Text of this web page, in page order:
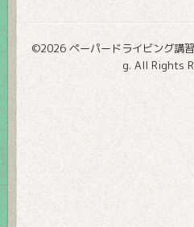
©2026 ペーパードライビング講
g. All Rights